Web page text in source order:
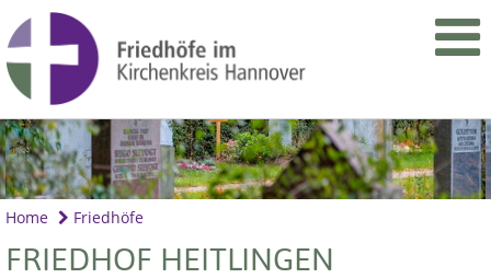
Home Friedhöfe
FRIEDHOF HEITLINGEN